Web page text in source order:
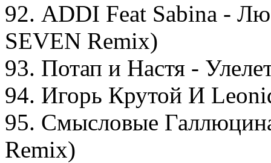
92. ADDI Feat Sabina -
SEVEN Remix)
93. Потап и Настя -
94. Игорь Крутой И
95. Смысловые
Remix)